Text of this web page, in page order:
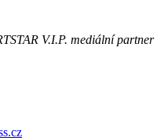
V.I.P. mediální partner